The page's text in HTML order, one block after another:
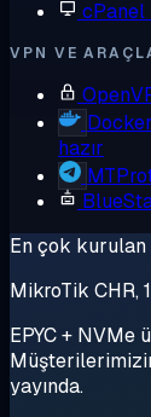
cPanel
VPN VE
Docker
hazır
En çok kurulan
MikroTik CHR,
EPYC + NVMe
yayında.